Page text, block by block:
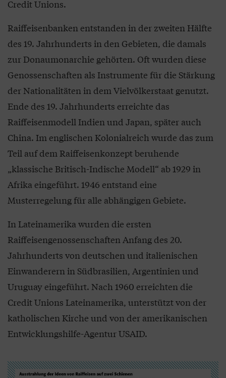
Credit Unions.
Raiffeisenbanken entstanden in der zweiten Hälfte
des 19. Jahrhunderts in den Gebieten, die damals
zur Donaumonarchie gehörten. Oft wurden diese
Genossenschaften als Instrumente für die Stärkung
der Nationalitäten in dem Vielvölkerstaat genutzt.
Ende des 19. Jahrhunderts erreichte das
Raiffeisenmodell Indien und Japan, später auch
China. Im englischen Kolonialreich wurde das zum
Teil auf dem Raiffeisenkonzept beruhende
„klassische Britisch-Indische Modell“ ab 1929 in
Afrika eingeführt. 1946 entstand eine
Musterregelung für alle abhängigen Gebiete.
In Lateinamerika wurden die ersten
Raiffeisengenossenschaften Anfang des 20.
Jahrhunderts von deutschen und italienischen
Einwanderern in Südbrasilien, Argentinien und
Uruguay eingeführt. Nach 1960 erreichten die
Credit Unions Lateinamerika, unterstützt von der
katholischen Kirche und von der amerikanischen
Entwicklungshilfe-Agentur USAID.